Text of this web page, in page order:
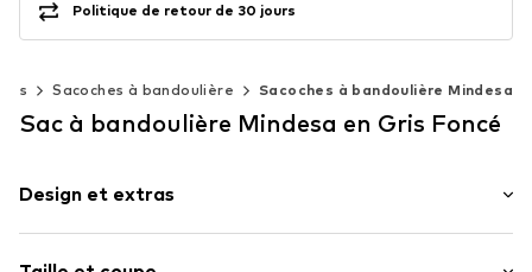
Politique de retour de 30 jours
Sacoches à bandoulière Sacoches à bandoulière Mindesa
Sac à bandoulière Mindesa en Gris Foncé
Design et extras